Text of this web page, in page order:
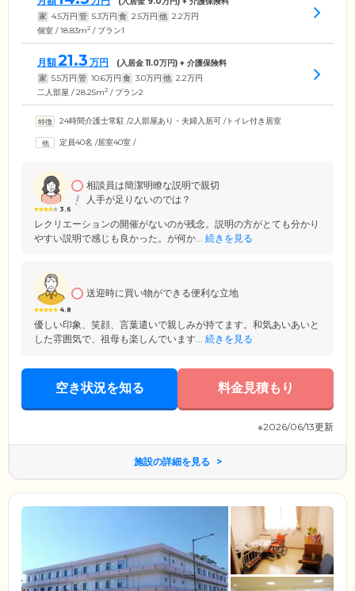
家 4.5万円 管 5.3万円 食 2.5万円 他 2.2万円
個室 / 18.83m2 / プラン1
月額21.3 万円 (入居金11.0万円) + 介護保険料
家 5.5万円 管 10.6万円 食 3.0万円 他 2.2万円
二人部屋 / 28.25m2 / プラン2
24時間介護士常駐 /2人部屋あり・夫婦入居可 /トイレ付き居室
定員40名 /居室40室 /
3.6
相談員は簡潔明瞭な説明で親切
人手が足りないのでは？
レクリエーションの開催がないのが残念。説明の方がとても分かり
やすい説明で感じも良かった。が何か... 続きを見る
4.8
送迎時に買い物ができる便利な立地
優しい印象、笑顔、言葉遣いで親しみが持てます。和気あいあいと
した雰囲気で、祖母も楽しんでいます... 続きを見る
空き状況を知る 料金見積もり
※2026/06/13更新
施設の詳細を見る